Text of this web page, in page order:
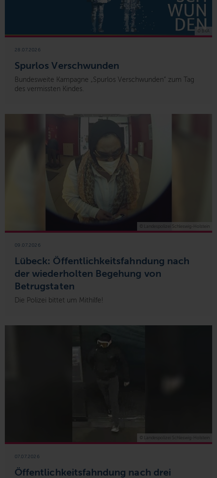
Spurlos Verschwunden
28.07.2026
Bundesweite Kampagne „Spurlos Verschwunden“ zum Tag
des vermissten Kindes.
© BKA
Lübeck: Öffentlichkeitsfahndung nach
der wiederholten Begehung von
Betrugstaten
09.07.2026
Die Polizei bittet um Mithilfe!
© Landespolizei Schleswig-Holstein
Öffentlichkeitsfahndung nach drei
07.07.2026
© Landespolizei Schleswig-Holstein